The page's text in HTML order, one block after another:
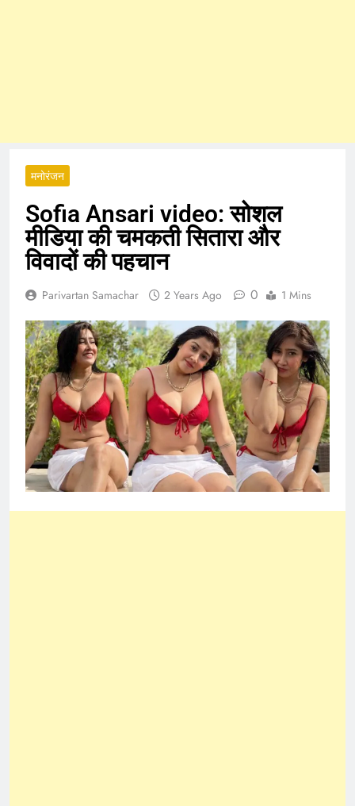
मनोरंजन
Sofia Ansari video: सोशल
मीडिया की चमकती सितारा और
विवादों की पहचान
Parivartan Samachar 2 Years Ago 0 1 Mins